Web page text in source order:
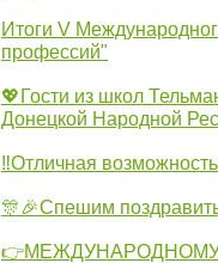
Итоги V
профессий"
💖Гости из школ
Донецкой Народной
‼Отличная
🎊🎉Спешим